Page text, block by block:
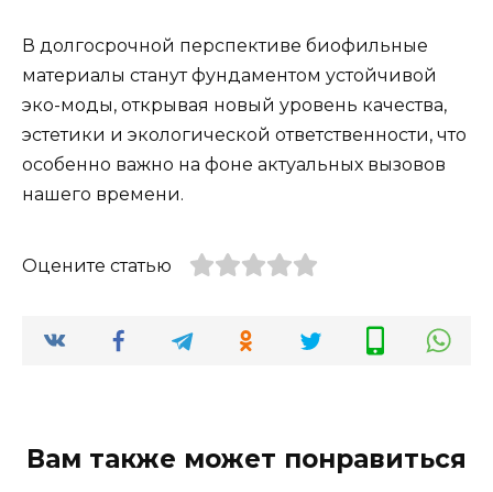
В долгосрочной перспективе биофильные
материалы станут фундаментом устойчивой
эко-моды, открывая новый уровень качества,
эстетики и экологической ответственности, что
особенно важно на фоне актуальных вызовов
нашего времени.
Оцените статью
Вам также может понравиться